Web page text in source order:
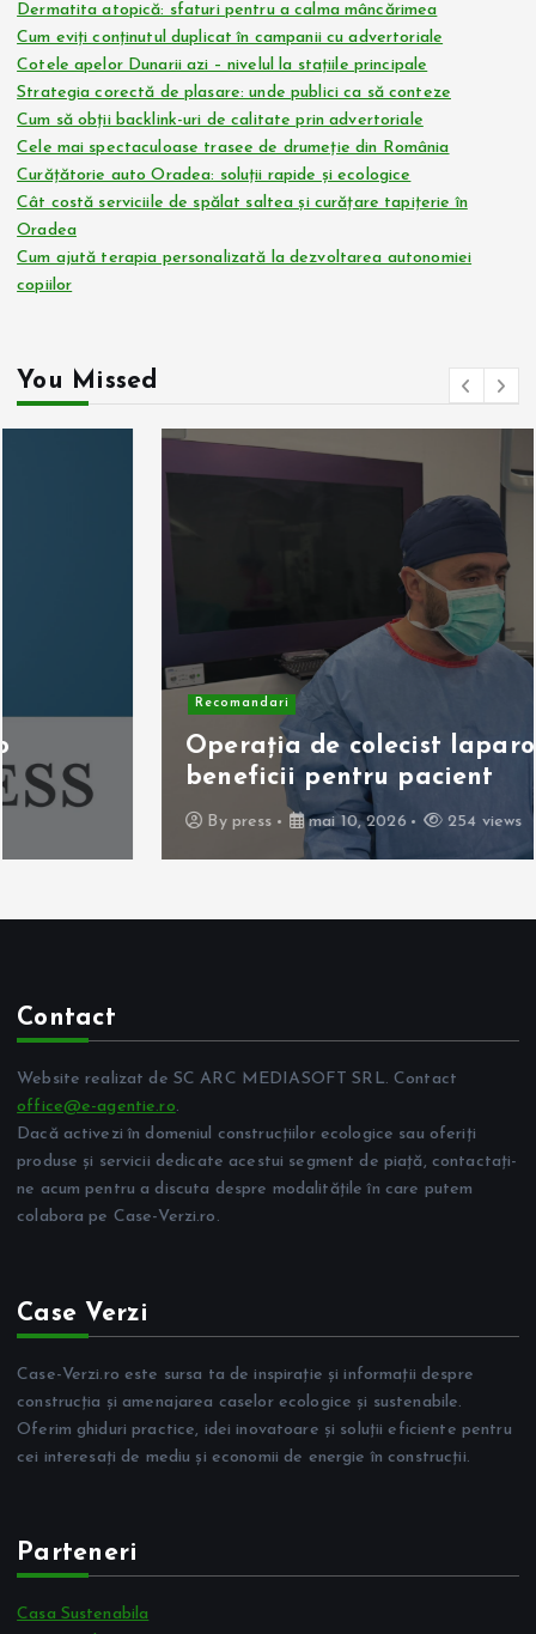
Dermatita atopică: sfaturi pentru a calma mâncărimea
Cum eviți conținutul duplicat în campanii cu advertoriale
Cotele apelor Dunarii azi – nivelul la stațiile principale
Strategia corectă de plasare: unde publici ca să conteze
Cum să obții backlink-uri de calitate prin advertoriale
Cele mai spectaculoase trasee de drumeție din România
Curățătorie auto Oradea: soluții rapide și ecologice
Cât costă serviciile de spălat saltea și curățare tapițerie în
Oradea
Cum ajută terapia personalizată la dezvoltarea autonomiei
copiilor
You Missed
Operația de colecist laparoscopică:
beneficii pentru pacient
mai 10, 2026 254 views
Contact
Website realizat de SC ARC MEDIASOFT SRL. Contact
office@e-agentie.ro.
Dacă activezi în domeniul construcțiilor ecologice sau oferiți
produse și servicii dedicate acestui segment de piață, contactați-
ne acum pentru a discuta despre modalitățile în care putem
colabora pe Case-Verzi.ro.
Case Verzi
Case-Verzi.ro este sursa ta de inspirație și informații despre
construcția și amenajarea caselor ecologice și sustenabile.
Oferim ghiduri practice, idei inovatoare și soluții eficiente pentru
cei interesați de mediu și economii de energie în construcții.
Parteneri
Casa Sustenabila